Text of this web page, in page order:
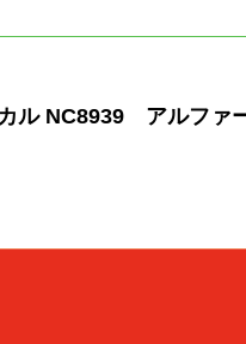
ル NC8939 アルファ